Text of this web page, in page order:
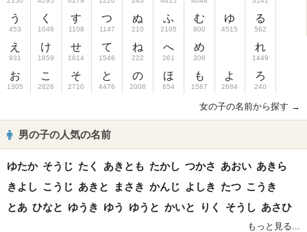
う
453
え
931
お
1305
く
1046
け
1859
こ
2826
す
1108
せ
1814
そ
2710
つ
1147
て
1546
と
4476
ぬ
210
ね
222
の
2008
ふ
2105
へ
261
ほ
654
む
800
め
306
も
1567
ゆ
4515
よ
2684
る
562
れ
1449
ろ
240
女の子の名前から探す →
男の子の人気の名前
ゆたか そうじ たく あきとも たかし つかさ あおい あきら
きよし こうじ あきと まさき かんじ よしき たつ こうき
とあ ひなと ゆうき ゆう ゆうと かいと りく そうし あさひ
もっと見る...